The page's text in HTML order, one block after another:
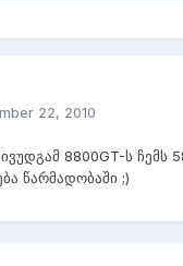
22, 2010
8800GT-ს ჩემს
წარმადობაში ;)